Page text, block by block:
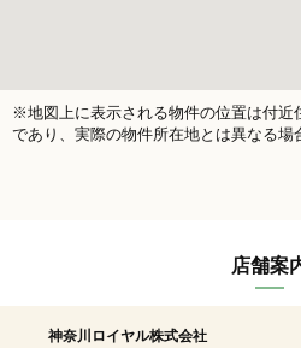
※地図上に表示される物件の位置は付近
であり、実際の物件所在地とは異なる場
店舗案
神奈川ロイヤル株式会社